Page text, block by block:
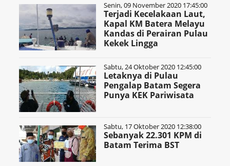
Senin, 09 November 2020 17:45:00
Terjadi Kecelakaan Laut,
Kapal KM Batera Melayu
Kandas di Perairan Pulau
Kekek Lingga
Sabtu, 24 Oktober 2020 12:45:00
Letaknya di Pulau
Pengalap Batam Segera
Punya KEK Pariwisata
Sabtu, 17 Oktober 2020 12:38:00
Sebanyak 22.301 KPM di
Batam Terima BST